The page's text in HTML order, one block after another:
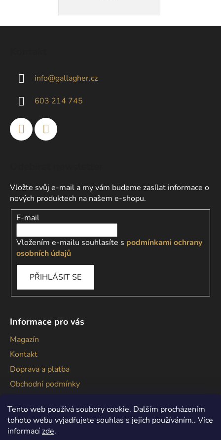
Tento web používá soubory cookie. Dalším procházením
tohoto webu vyjadřujete souhlas s jejich používáním.. Více
informacízde.
info@gallagher.cz
603 214 745
Vložte svůj e-mail a my vám budeme zasílat informace o
nových produktech na našem e-shopu.
E-mail
Vložením e-mailu souhlasíte s podmínkami ochrany
osobních údajů
PŘIHLÁSIT SE
Informace pro vás
Magazín
Kontakt
Doprava a platba
Obchodní podmínky